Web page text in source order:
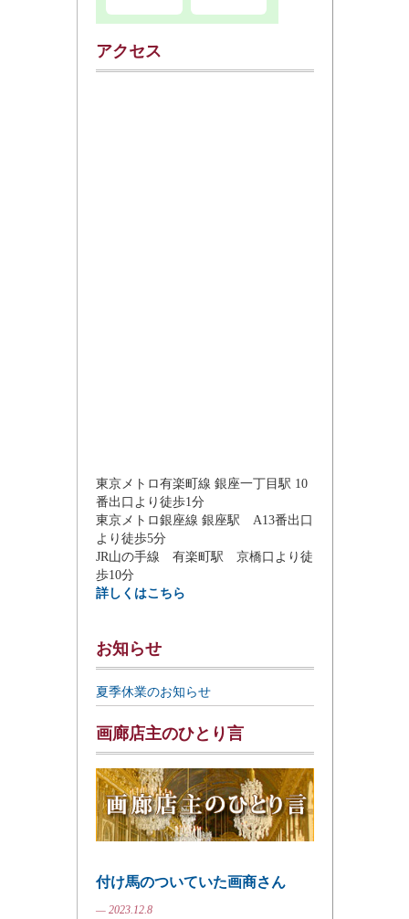
アクセス
東京メトロ有楽町線 銀座一丁目駅 10
番出口より徒歩1分
東京メトロ銀座線 銀座駅 A13番出口
より徒歩5分
JR山の手線 有楽町駅 京橋口より徒
歩10分
詳しくはこちら
お知らせ
夏季休業のお知らせ
画廊店主のひとり言
付け馬のついていた画商さん
— 2023.12.8